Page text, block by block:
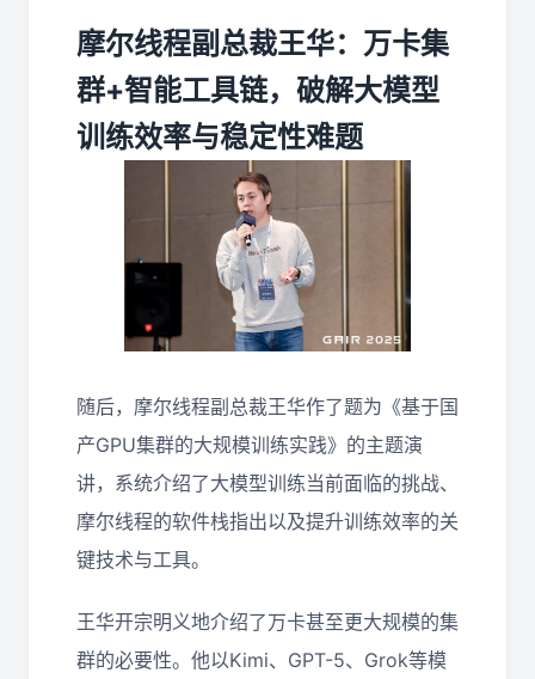
摩尔线程副总裁王华：万卡集
群+智能工具链，破解大模型
训练效率与稳定性难题
随后，摩尔线程副总裁王华作了题为《基于国
产GPU集群的大规模训练实践》的主题演
讲，系统介绍了大模型训练当前面临的挑战、
摩尔线程的软件栈指出以及提升训练效率的关
键技术与工具。
王华开宗明义地介绍了万卡甚至更大规模的集
群的必要性。他以Kimi、GPT-5、Grok等模